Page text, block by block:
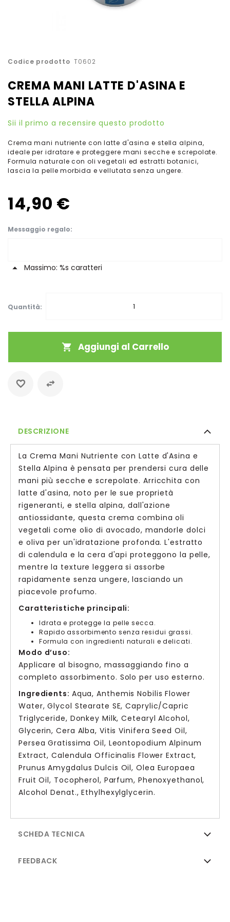
Codice prodotto T0602
CREMA MANI LATTE D'ASINA E
STELLA ALPINA
Sii il primo a recensire questo prodotto
Crema mani nutriente con latte d'asina e stella alpina,
ideale per idratare e proteggere mani secche e screpolate.
Formula naturale con oli vegetali ed estratti botanici,
lascia la pelle morbida e vellutata senza ungere.
14,90 €
Messaggio regalo
Massimo: %s caratteri
Quantità:
Aggiungi al Carrello
Vai
della
galleria
di
immagini
DESCRIZIONE
La Crema Mani Nutriente con Latte d'Asina e
Stella Alpina è pensata per prendersi cura delle
mani più secche e screpolate. Arricchita con
latte d'asina, noto per le sue proprietà
rigeneranti, e stella alpina, dall'azione
antiossidante, questa crema combina oli
vegetali come olio di avocado, mandorle dolci
e oliva per un'idratazione profonda. L'estratto
di calendula e la cera d'api proteggono la pelle,
mentre la texture leggera si assorbe
rapidamente senza ungere, lasciando un
piacevole profumo.
Caratteristiche principali:
Idrata e protegge la pelle secca.
Rapido assorbimento senza residui grassi.
Formula con ingredienti naturali e delicati.
Modo d’uso:
Applicare al bisogno, massaggiando fino a
completo assorbimento. Solo per uso esterno.
Ingredients: Aqua, Anthemis Nobilis Flower
Water, Glycol Stearate SE, Caprylic/Capric
Triglyceride, Donkey Milk, Cetearyl Alcohol,
Glycerin, Cera Alba, Vitis Vinifera Seed Oil,
Persea Gratissima Oil, Leontopodium Alpinum
Extract, Calendula Officinalis Flower Extract,
Prunus Amygdalus Dulcis Oil, Olea Europaea
Fruit Oil, Tocopherol, Parfum, Phenoxyethanol,
Alcohol Denat., Ethylhexylglycerin.
SCHEDA TECNICA
FEEDBACK